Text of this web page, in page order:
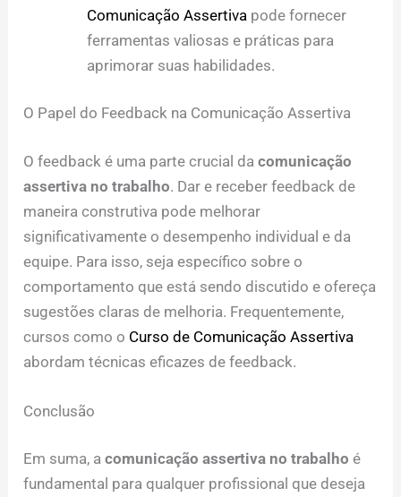
Comunicação Assertiva pode fornecer
ferramentas valiosas e práticas para
aprimorar suas habilidades.
O Papel do Feedback na Comunicação Assertiva
O feedback é uma parte crucial dacomunicação
assertiva no trabalho. Dar e receber feedback de
maneira construtiva pode melhorar
significativamente o desempenho individual e da
equipe. Para isso, seja específico sobre o
comportamento que está sendo discutido e ofereça
sugestões claras de melhoria. Frequentemente,
cursos como o Curso de Comunicação Assertiva
abordam técnicas eficazes de feedback.
Conclusão
Em suma, acomunicação assertiva no trabalho é
fundamental para qualquer profissional que deseja